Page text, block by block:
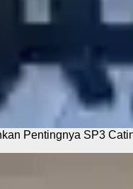
Pentingnya SP3